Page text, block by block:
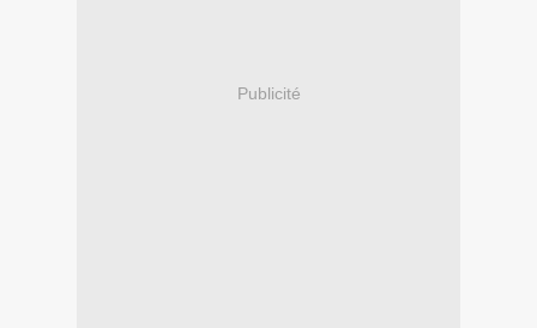
Publicité